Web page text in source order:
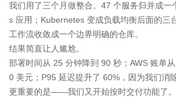
我们用了三个月做整合。47 个服务归并成一
s 应用；Kubernetes 变成负载均衡后面的三
工作流收敛成一个边界明确的仓库。
结果简直让人尴尬。
部署时间从 25 分钟降到 90 秒；AWS 账单
0 美元；P95 延迟提升了 60%，因为我们消
更重要的是——我们又开始按时交付功能了。